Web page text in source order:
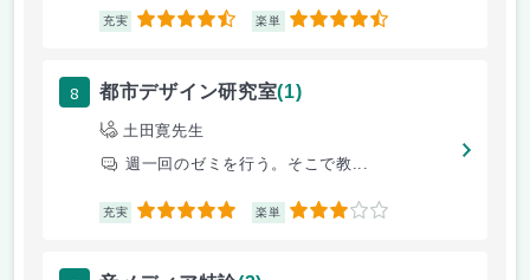
充実 4.5 楽単 4.5
8 都市デザイン研究室(1)
土田寛先生
週一回のゼミを行う。そこで教...
充実 5 楽単 3